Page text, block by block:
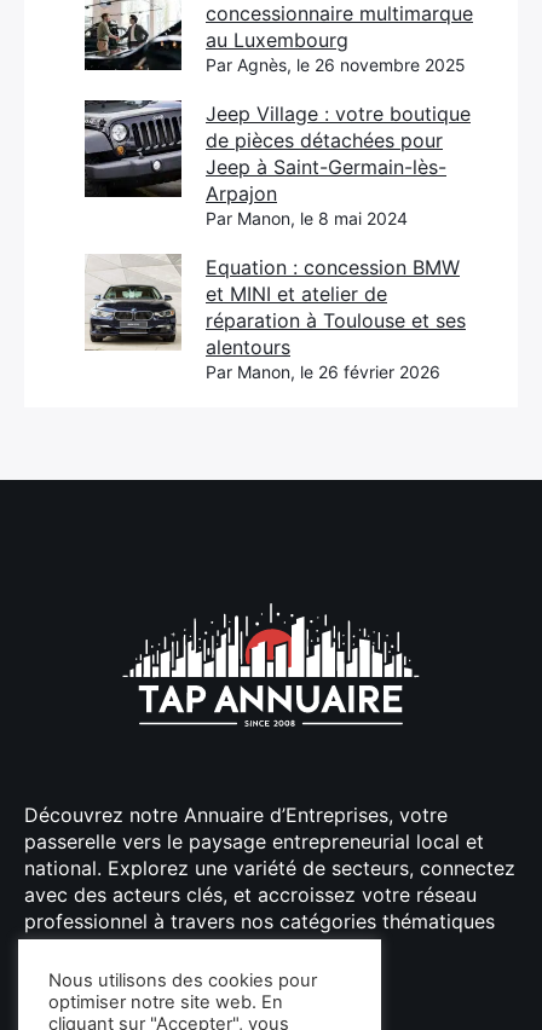
concessionnaire multimarque
au Luxembourg
Par Agnès, le 26 novembre 2025
Jeep Village : votre boutique
de pièces détachées pour
Jeep à Saint-Germain-lès-
Arpajon
Par Manon, le 8 mai 2024
Equation : concession BMW
et MINI et atelier de
réparation à Toulouse et ses
alentours
Par Manon, le 26 février 2026
Découvrez notre Annuaire d’Entreprises, votre
passerelle vers le paysage entrepreneurial local et
national. Explorez une variété de secteurs, connectez
avec des acteurs clés, et accroissez votre réseau
professionnel à travers nos catégories thématiques
Nous utilisons des cookies pour
optimiser notre site web. En
cliquant sur "Accepter", vous